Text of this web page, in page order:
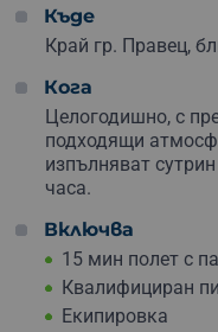
Паратрайкът е
преживяване е
вълнение– и ще
ако искаш да
просто вещ – този
за себе си или за
свободата, спомен
да кажеш: „Ти
Къде
Край гр. Правец,
Кога
Целогодишно, с
подходящи
изпълняват
часа.
Включва
15 мин полет с
Квалифициран
Екипировка